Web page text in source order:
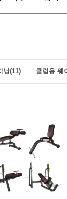
닝(11) 클럽용 웨